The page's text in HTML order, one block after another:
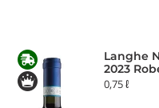
Langhe
2023
0,75 ℓ